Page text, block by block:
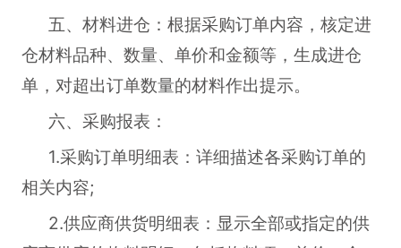
五、材料进仓：根据采购订单内容，核定进
仓材料品种、数量、单价和金额等，生成进仓
单，对超出订单数量的材料作出提示。
六、采购报表：
1.采购订单明细表：详细描述各采购订单的
相关内容;
2.供应商供货明细表：显示全部或指定的供